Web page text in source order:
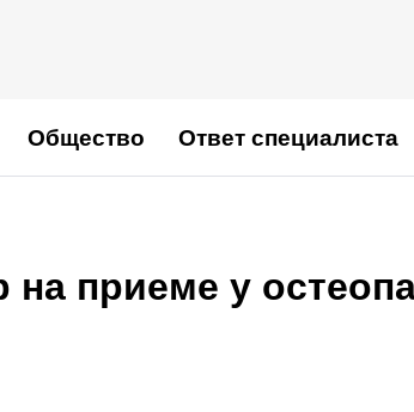
Общество Ответ специалиста
приеме у